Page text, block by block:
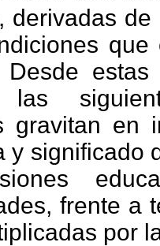
derivadas
que
Desde
las
gravitan en
y significado
frente a
por